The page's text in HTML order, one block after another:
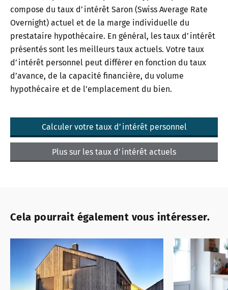
compose du taux d’intérêt Saron (Swiss Average Rate
Overnight) actuel et de la marge individuelle du
prestataire hypothécaire. En général, les taux d’intérêt
présentés sont les meilleurs taux actuels. Votre taux
d’intérêt personnel peut différer en fonction du taux
d’avance, de la capacité financière, du volume
hypothécaire et de l’emplacement du bien.
Calculer votre taux d’intérêt personnel
Plus sur les taux d’intérêt actuels
Cela pourrait également vous intéresser.